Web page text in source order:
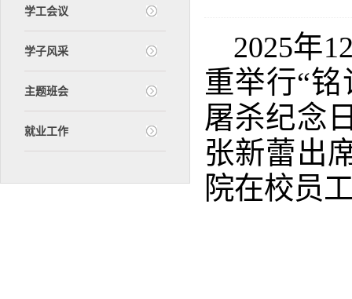
学工会议
学子风采
主题班会
就业工作
2025年
重举行“
屠杀纪念
张新蕾出
院在校员